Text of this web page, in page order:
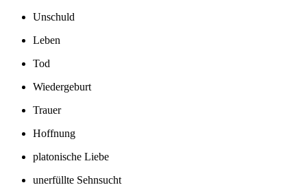
Unschuld
Leben
Tod
Wiedergeburt
Trauer
Hoffnung
platonische Liebe
unerfüllte Sehnsucht